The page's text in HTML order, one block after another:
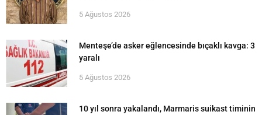
5 Ağustos 2026
Menteşe’de asker eğlencesinde bıçaklı kavga: 3
yaralı
5 Ağustos 2026
10 yıl sonra yakalandı, Marmaris suikast timinin